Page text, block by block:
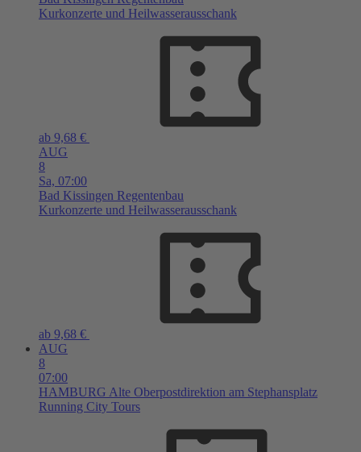
Kurkonzerte und Heilwasserausschank
ab 9,68 €
AUG
8
Sa, 07:00
Bad Kissingen Regentenbau
Kurkonzerte und Heilwasserausschank
ab 9,68 €
AUG
8
07:00
HAMBURG Alte Oberpostdirektion am Stephansplatz
Running City Tours